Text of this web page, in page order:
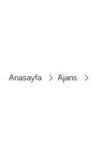
Anasayfa Ajans